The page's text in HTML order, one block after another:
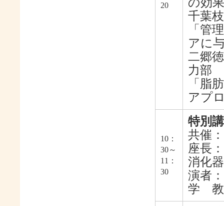
20
千葉
「管
アに
二郷
力部
「脂
アプ
10：
30～
11：
30
特別
共催
座長
消化
演者
学 教